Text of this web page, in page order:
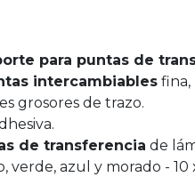
para puntas de
intercambiables fina,
grosores de trazo.
de transferencia de
verde, azul y morado - 10